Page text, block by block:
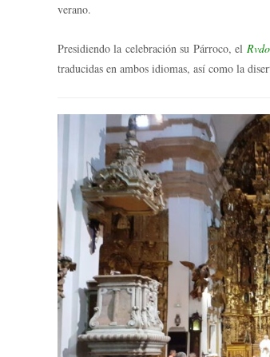
verano.
Presidiendo la celebración su Párroco, el
traducidas en ambos idiomas, así como la